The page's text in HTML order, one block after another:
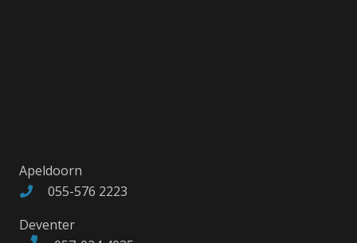
Apeldoorn
055-576 2223
Deventer